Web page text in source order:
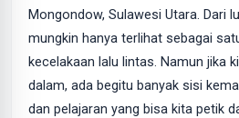
Mongondow, Sulawesi Utara. Dari
mungkin hanya terlihat sebagai
kecelakaan lalu lintas. Namun jika
dalam, ada begitu banyak sisi
dan pelajaran yang bisa kita petik